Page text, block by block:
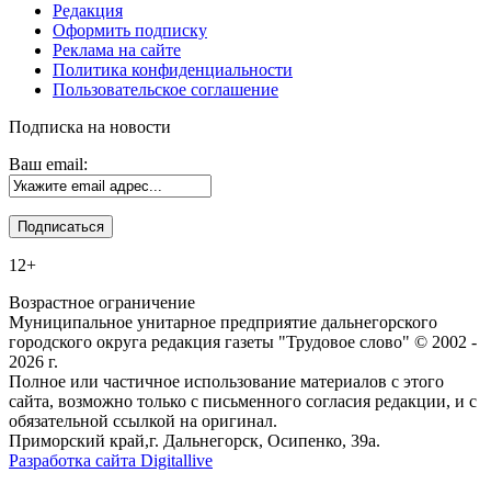
Редакция
Оформить подписку
Реклама на сайте
Политика конфиденциальности
Пользовательское соглашение
Подписка на новости
Ваш email:
12+
Возрастное ограничение
Муниципальное унитарное предприятие дальнегорского
городского округа редакция газеты "Трудовое слово" © 2002 -
2026 г.
Полное или частичное использование материалов с этого
сайта, возможно только с письменного согласия редакции, и с
обязательной ссылкой на оригинал.
Приморский край,г. Дальнегорск, Осипенко, 39а.
Разработка сайта Digitallive